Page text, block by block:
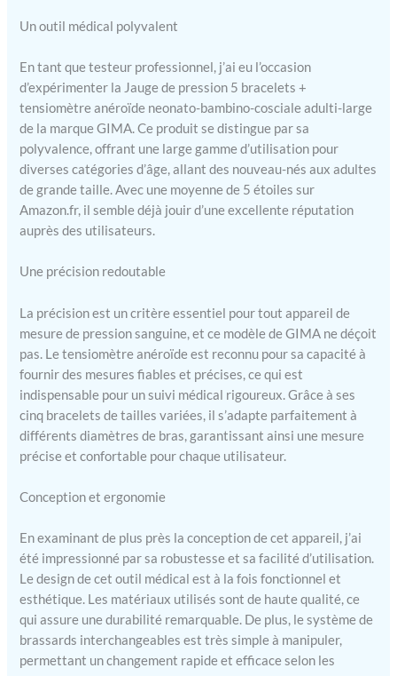
Un outil médical polyvalent
En tant que testeur professionnel, j’ai eu l’occasion
d’expérimenter la Jauge de pression 5 bracelets +
tensiomètre anéroïde neonato-bambino-cosciale adulti-large
de la marque GIMA. Ce produit se distingue par sa
polyvalence, offrant une large gamme d’utilisation pour
diverses catégories d’âge, allant des nouveau-nés aux adultes
de grande taille. Avec une moyenne de 5 étoiles sur
Amazon.fr, il semble déjà jouir d’une excellente réputation
auprès des utilisateurs.
Une précision redoutable
La précision est un critère essentiel pour tout appareil de
mesure de pression sanguine, et ce modèle de GIMA ne déçoit
pas. Le tensiomètre anéroïde est reconnu pour sa capacité à
fournir des mesures fiables et précises, ce qui est
indispensable pour un suivi médical rigoureux. Grâce à ses
cinq bracelets de tailles variées, il s’adapte parfaitement à
différents diamètres de bras, garantissant ainsi une mesure
précise et confortable pour chaque utilisateur.
Conception et ergonomie
En examinant de plus près la conception de cet appareil, j’ai
été impressionné par sa robustesse et sa facilité d’utilisation.
Le design de cet outil médical est à la fois fonctionnel et
esthétique. Les matériaux utilisés sont de haute qualité, ce
qui assure une durabilité remarquable. De plus, le système de
brassards interchangeables est très simple à manipuler,
permettant un changement rapide et efficace selon les